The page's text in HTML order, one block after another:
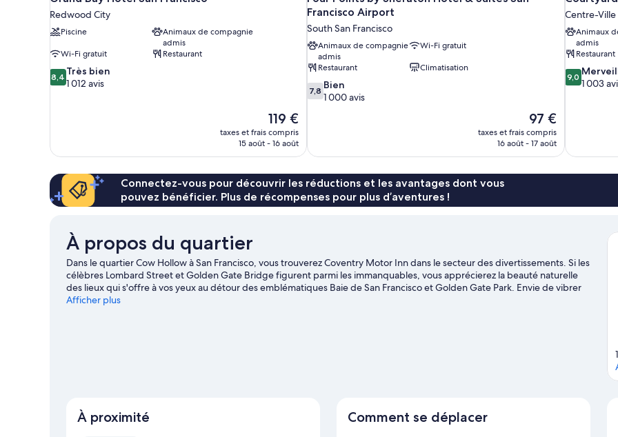
Redwood City
Piscine
Animaux de compagnie
admis
Wi-Fi gratuit
Restaurant
8.4
sur
8,4 Très bien
1 012 avis
Le
nouveau
prix
119 €
119 €
taxes et frais compris
15 août - 16 août
Francisco Airport
South San Francisco
Animaux de compagnie
admis
Wi-Fi gratuit
Restaurant
Climatisation
7.8
sur
7,8 Bien
1 000 avis
Le
nouveau
prix
97 €
97 €
taxes et frais compris
16 août - 17 août
Centre-Ville
Animaux
admis
Restaurant
9.0
sur
9,0
1 003
Connectez-vous pour découvrir les réductions et les avantages dont vous
pouvez bénéficier. Plus de récompenses pour plus d’aventures !
À propos du quartier
Dans le quartier Cow Hollow à San Francisco, vous trouverez Coventry Motor Inn dans le secteur des divertissements. Si les
célèbres Lombard Street et Golden Gate Bridge figurent parmi les immanquables, vous apprécierez la beauté naturelle
des lieux qui s'offre à vos yeux au détour des emblématiques Baie de San Francisco et Golden Gate Park. Envie de vibrer
le temps d'une soirée ? Consultez l'affiche des illustres Stade de baseball Oracle Park et Chase Center. Les clients
Afficher plus
À proximité Comment se déplacer